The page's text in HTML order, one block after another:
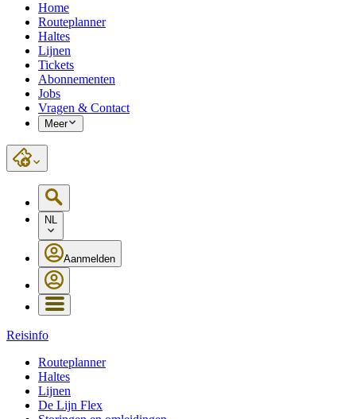
Home
Routeplanner
Haltes
Lijnen
Tickets
Abonnementen
Jobs
Vragen & Contact
Meer
NL
Aanmelden
Reisinfo
Routeplanner
Haltes
Lijnen
De Lijn Flex